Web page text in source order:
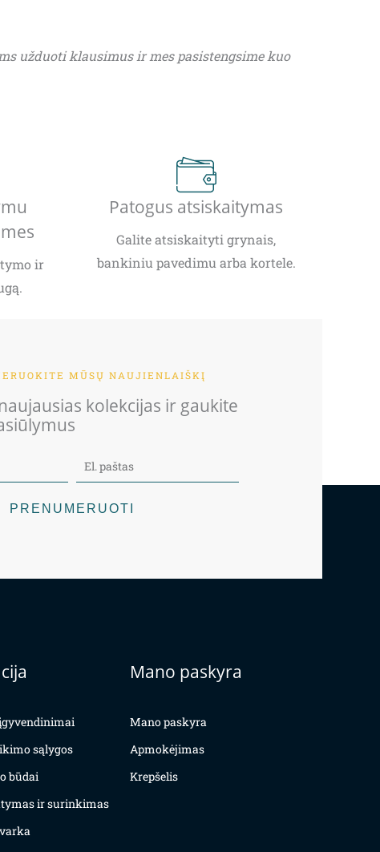
užduoti klausimus ir mes pasistengsime kuo
ir
Patogus atsiskaitymas
Galite atsiskaityti grynais,
bankiniu pavedimu arba kortele.
MŪSŲ NAUJIENLAIŠKĮ
kolekcijas ir gaukite
PRENUMERUOTI
sąlygos
būdai
ir surinkimas
Mano paskyra
Mano paskyra
Apmokėjimas
Krepšelis